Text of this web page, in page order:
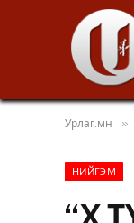
Урлаг.мн »
НИЙГЭМ